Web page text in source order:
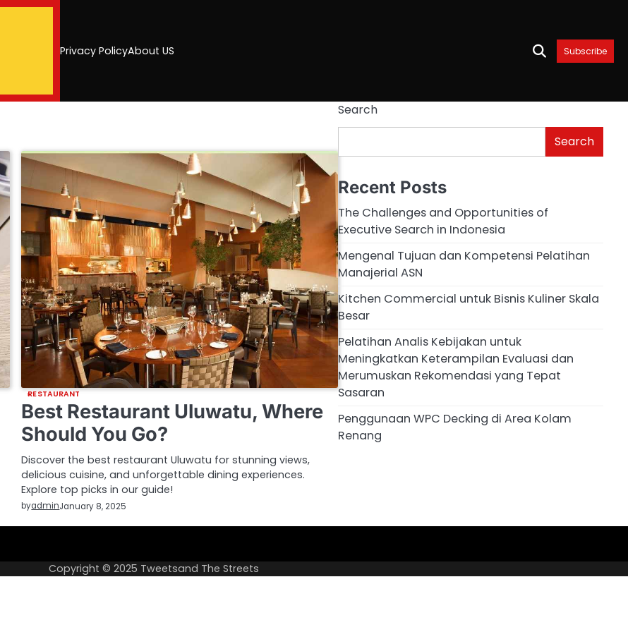
Privacy PolicyAbout US Subscribe
RESTAURANT
Best Restaurant Uluwatu, Where
Should You Go?
Discover the best restaurant Uluwatu for stunning views,
delicious cuisine, and unforgettable dining experiences.
Explore top picks in our guide!
byadminJanuary 8, 2025
Search
Search
Recent Posts
The Challenges and Opportunities of
Executive Search in Indonesia
Mengenal Tujuan dan Kompetensi Pelatihan
Manajerial ASN
Kitchen Commercial untuk Bisnis Kuliner Skala
Besar
Pelatihan Analis Kebijakan untuk
Meningkatkan Keterampilan Evaluasi dan
Merumuskan Rekomendasi yang Tepat
Sasaran
Penggunaan WPC Decking di Area Kolam
Renang
US
Policy
Copyright © 2025 Tweetsand The Streets